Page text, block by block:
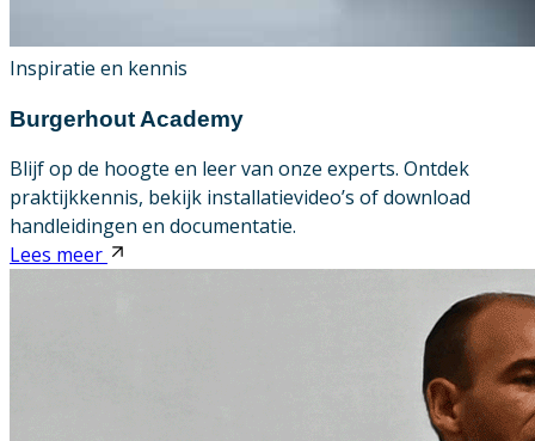
Inspiratie en kennis
Burgerhout Academy
Blijf op de hoogte en leer van onze experts. Ontdek
praktijkkennis, bekijk installatievideo’s of download
handleidingen en documentatie.
Lees meer